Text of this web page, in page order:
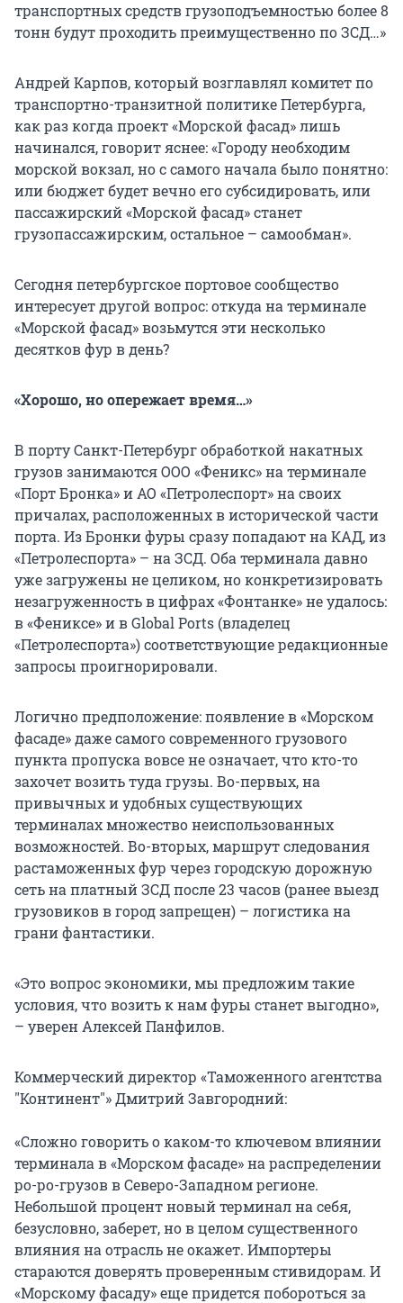
транспортных средств грузоподъемностью более 8
тонн будут проходить преимущественно по ЗСД…»
Андрей Карпов, который возглавлял комитет по
транспортно-транзитной политике Петербурга,
как раз когда проект «Морской фасад» лишь
начинался, говорит яснее: «Городу необходим
морской вокзал, но с самого начала было понятно:
или бюджет будет вечно его субсидировать, или
пассажирский «Морской фасад» станет
грузопассажирским, остальное – самообман».
Сегодня петербургское портовое сообщество
интересует другой вопрос: откуда на терминале
«Морской фасад» возьмутся эти несколько
десятков фур в день?
«Хорошо, но опережает время…»
В порту Санкт-Петербург обработкой накатных
грузов занимаются ООО «Феникс» на терминале
«Порт Бронка» и АО «Петролеспорт» на своих
причалах, расположенных в исторической части
порта. Из Бронки фуры сразу попадают на КАД, из
«Петролеспорта» – на ЗСД. Оба терминала давно
уже загружены не целиком, но конкретизировать
незагруженность в цифрах «Фонтанке» не удалось:
в «Фениксе» и в Global Ports (владелец
«Петролеспорта») соответствующие редакционные
запросы проигнорировали.
Логично предположение: появление в «Морском
фасаде» даже самого современного грузового
пункта пропуска вовсе не означает, что кто-то
захочет возить туда грузы. Во-первых, на
привычных и удобных существующих
терминалах множество неиспользованных
возможностей. Во-вторых, маршрут следования
растаможенных фур через городскую дорожную
сеть на платный ЗСД после 23 часов (ранее выезд
грузовиков в город запрещен) – логистика на
грани фантастики.
«Это вопрос экономики, мы предложим такие
условия, что возить к нам фуры станет выгодно»,
– уверен Алексей Панфилов.
Коммерческий директор «Таможенного агентства
"Континент"» Дмитрий Завгородний:
«Сложно говорить о каком-то ключевом влиянии
терминала в «Морском фасаде» на распределении
ро-ро-грузов в Северо-Западном регионе.
Небольшой процент новый терминал на себя,
безусловно, заберет, но в целом существенного
влияния на отрасль не окажет. Импортеры
стараются доверять проверенным стивидорам. И
«Морскому фасаду» еще придется побороться за